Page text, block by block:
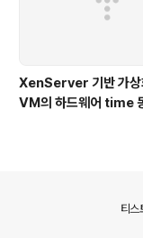
XenServer 기반 가
VM의 하드웨어 time
티스